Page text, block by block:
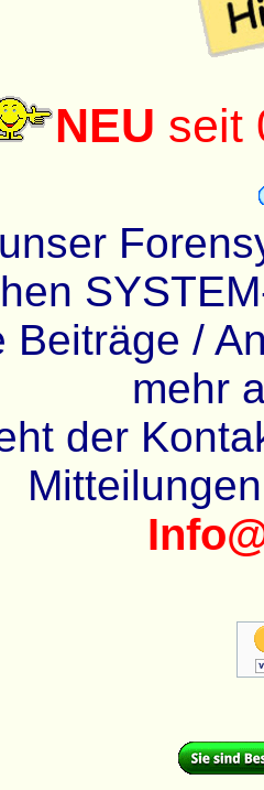
NEU seit
Beiträge /
mehr
der